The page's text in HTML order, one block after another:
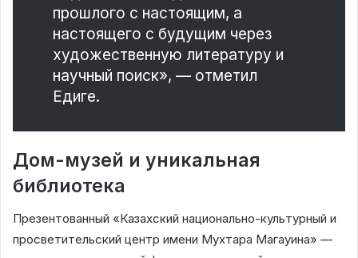
прошлого с настоящим, а
настоящего с будущим через
художественную литературу и
научный поиск», — отметил
Едиге.
Дом-музей и уникальная
библиотека
Презентованный «Казахский национально-культурный и
просветительский центр имени Мухтара Магауина» —